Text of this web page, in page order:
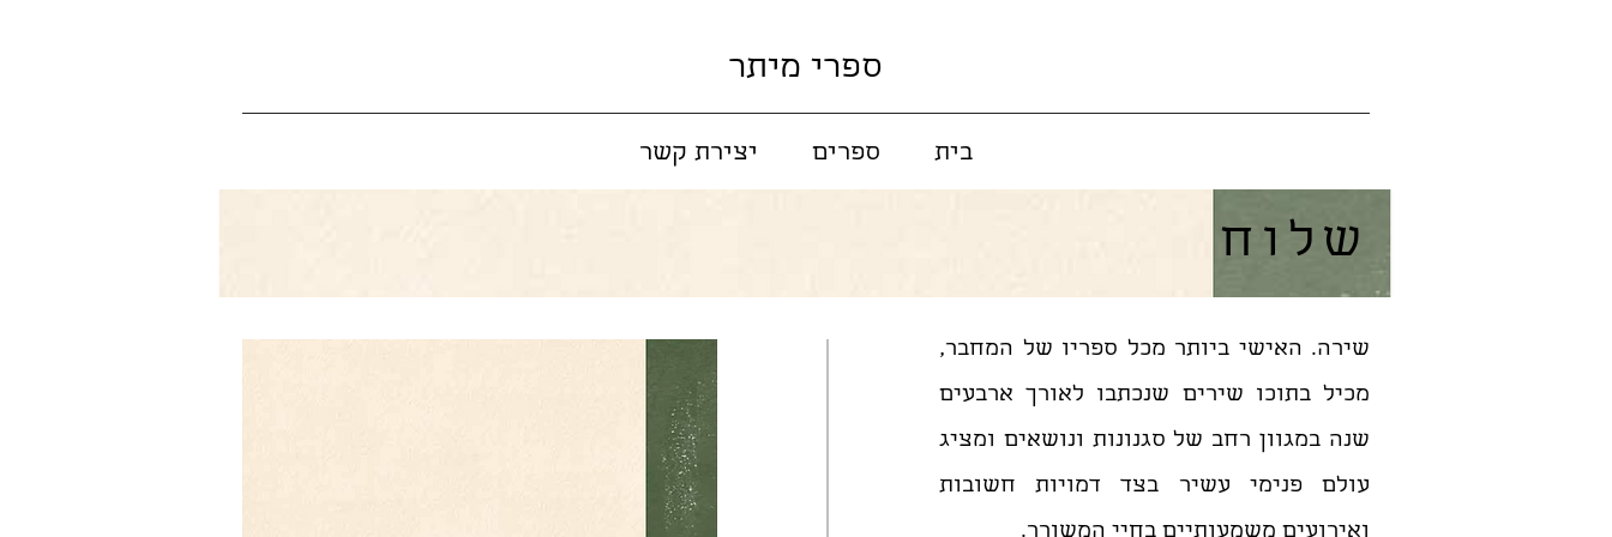
ספרי מיתר
בית ספרים יצירת קשר
שלוח
שירה. האישי ביותר מכל ספריו של המחבר,
מכיל בתוכו שירים שנכתבו לאורך ארבעים
שנה במגוון רחב של סגנונות ונושאים ומציג
עולם פנימי עשיר בצד דמויות חשובות